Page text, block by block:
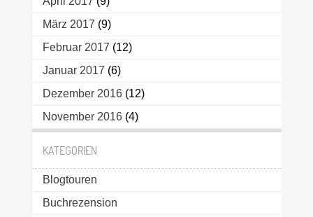
März 2017 (9)
Februar 2017 (12)
Januar 2017 (6)
Dezember 2016(12)
November 2016(4)
KATEGORIEN
Blogtouren
Buchrezension